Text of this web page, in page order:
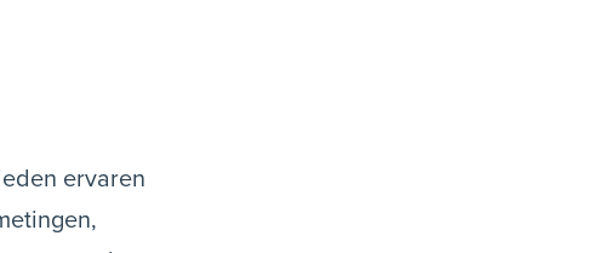
ervaren